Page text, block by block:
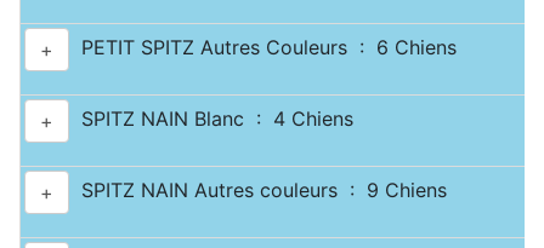
+ PETIT SPITZ Autres Couleurs : 6 Chiens
+ SPITZ NAIN Blanc : 4 Chiens
+ SPITZ NAIN Autres couleurs : 9 Chiens